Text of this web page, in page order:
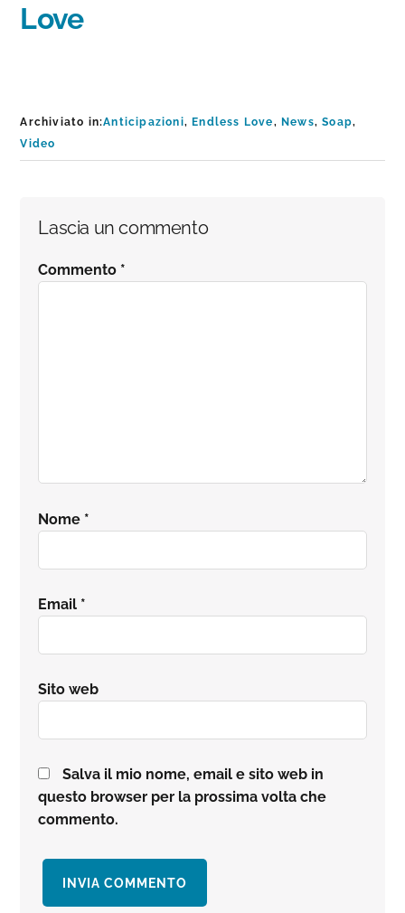
Love
Archiviato in:Anticipazioni,Endless Love,News,Soap,
Video
Interazioni
del
Lascia un commento
Commento *
Nome *
Email *
Sito web
Salva il mio nome, email e sito web in
questo browser per la prossima volta che
commento.